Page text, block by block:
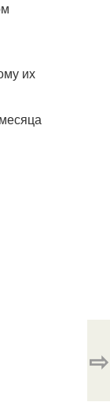
их
⇨